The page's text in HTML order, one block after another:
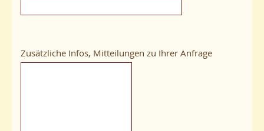
Zusätzliche Infos, Mitteilungen zu Ihrer Anfrage